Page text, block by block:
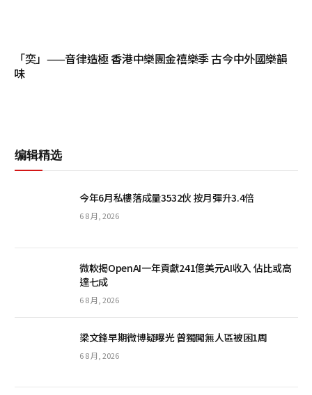
「奕」——音律造極 香港中樂團金禧樂季 古今中外國樂韻
味
编辑精选
今年6月私樓落成量3532伙 按月彈升3.4倍
6 8 月, 2026
微軟揭OpenAI一年貢獻241億美元AI收入 佔比或高
達七成
6 8 月, 2026
梁文鋒早期微博疑曝光 曾獨闖無人區被困1周
6 8 月, 2026